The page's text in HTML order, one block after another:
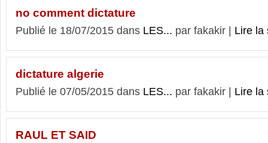
no comment dictature
Publié le 18/07/2015 dans LES... par fakakir | Lire la
dictature algerie
Publié le 07/05/2015 dans LES... par fakakir | Lire la
RAUL ET SAID